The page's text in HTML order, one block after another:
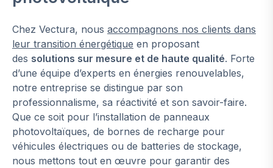
Chez Vectura, nous accompagnons nos clients dans
leur transition énergétique en proposant
des solutions sur mesure et de haute qualité. Forte
d’une équipe d’experts en énergies renouvelables,
notre entreprise se distingue par son
professionnalisme, sa réactivité et son savoir-faire.
Que ce soit pour l’installation de panneaux
photovoltaïques, de bornes de recharge pour
véhicules électriques ou de batteries de stockage,
nous mettons tout en œuvre pour garantir des